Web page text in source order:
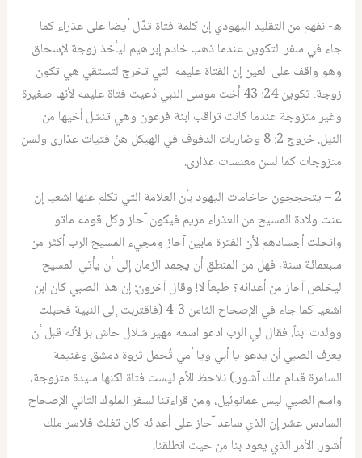
ه- نفهم من التقليد اليهودي إن كلمة فتاة تدّل أيضا على عذراء كما
جاء في سفر التكوين عندما ذهب خادم إبراهيم ليأخذ زوجة لإسحاق
وهو واقف على العين إن الفتاة عليمه التي تخرج لتستقي هي تكون
زوجة. تكوين 24: 43 أخت موسى النبي دُعيت فتاة عليمه لأنها صغيرة
وغير متزوجة عندما كانت تراقب ابنة فرعون وهي تنشل أخيها من
النيل. خروج 2: 8 وضاربات الدفوف في الهيكل هنّ فتيات عذارى ولسن
متزوجات كما لسن معنسات عذارى.
2 – يتحججون حاخامات اليهود بأن العلامة التي تكلم عنها اشعيا إن
عنت ولادة المسيح من العذراء مريم فيكون آحاز وكل قومه ماتوا
وانحلت أجسادهم لأن الفترة مابين آحاز ومجيء المسيح الرب أكثر من
سبعمائة سنة، فهل من المنطق أن يجمد الزمان إلى أن يأتي المسيح
ليخلص آحاز من أعدائه؟ طبعاً لا! وقال آخرون: إن هذا الصبي كان ابن
اشعيا كما جاء في الإصحاح الثامن 3-4 (فاقتربت إلى النبية فحبلت
وولدت ابناً. فقال لي الرب ادعو اسمه مهير شلال حاش بز لأنه قبل أن
يعرف الصبي أن يدعو يا أبي ويا أمي تُحمل ثروة دمشق وغنيمة
السامرة قدام ملك آشور.) نلاحظ الأم ليست فتاة لكنها سيدة متزوجة،
واسم الصبي ليس عمانوئيل، ومن قراءتنا لسفر الملوك الثاني الإصحاح
السادس عشر إن الذي ساعد آحاز على أعدائه كان تغلث فلاسر ملك
أشور. الأمر الذي يعود بنا من حيث انطلقنا.